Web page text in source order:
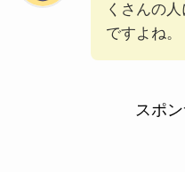
くさんの
ですよね。
スポ